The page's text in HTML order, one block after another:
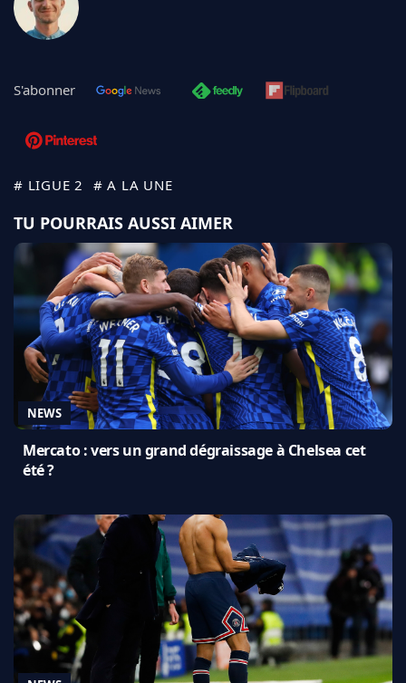
S'abonner
# LIGUE 2 # A LA UNE
TU POURRAIS AUSSI AIMER
NEWS
Mercato : vers un grand dégraissage à Chelsea cet
été ?